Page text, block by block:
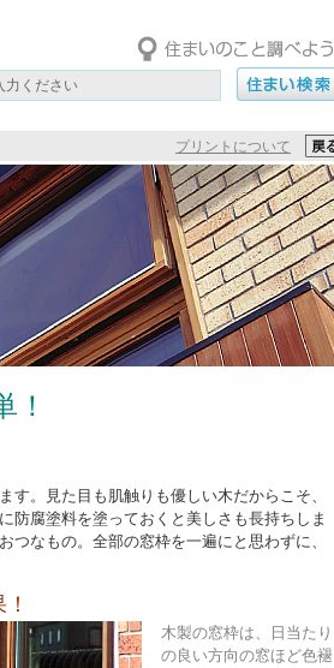
プリントについて
！
。見た目も肌触りも優しい木だからこそ、
防腐塗料を塗っておくと美しさも長持ちしま
なもの。全部の窓枠を一遍にと思わずに、
木製の窓枠は、日当たり
の良い方向の窓ほど色褪